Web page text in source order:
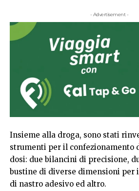
- Advertisement -
Insieme alla droga, sono stati
strumenti per il confezionamento
dosi: due bilancini di precisione,
bustine di diverse dimensioni per
di nastro adesivo ed altro.